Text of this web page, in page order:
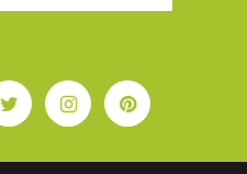
TwitterInstagramPinterest